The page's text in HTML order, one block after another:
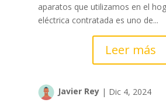
aparatos que utilizamos en el
eléctrica contratada es uno de...
Leer más
Javier Rey| Dic 4, 2024